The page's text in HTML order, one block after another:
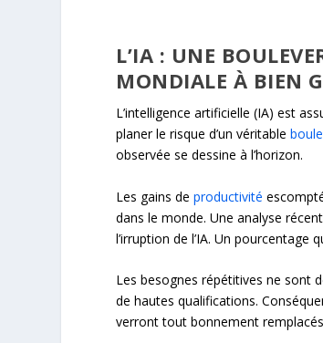
L’IA : UNE
MONDIALE À BIEN
L’intelligence artificielle (IA) est
planer le risque d’un véritable
observée se dessine à l’horizon.
Les gains deproductivité
dans le monde. Une analyse
l’irruption de l’IA. Un
Les besognes répétitives ne sont
de hautes qualifications.
verront tout bonnement